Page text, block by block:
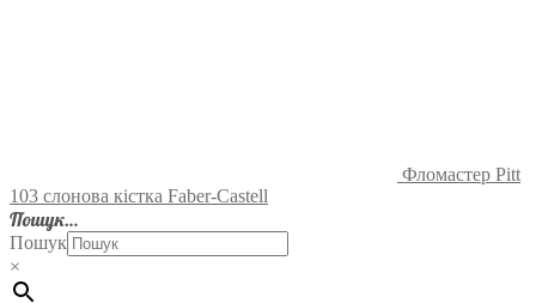
Фломастер Pitt
103 слонова кістка Faber-Castell
Пошук…
Пошук
×